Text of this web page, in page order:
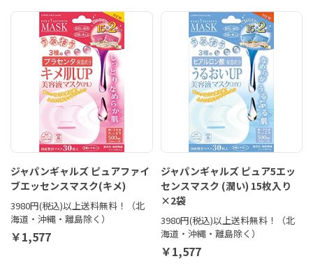
ジャパンギャルズ ピュアファイ
ブエッセンスマスク(キメ)
3980円(税込)以上送料無料！（北
海道・沖縄・離島除く）
￥1,577
ジャパンギャルズ ピュア5エッ
センスマスク (潤い) 15枚入り
×2袋
3980円(税込)以上送料無料！（北
海道・沖縄・離島除く）
￥1,577